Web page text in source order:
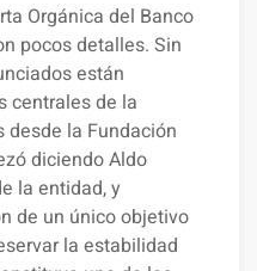
Orgánica del Banco
pocos detalles. Sin
están
centrales de la
desde la Fundación
diciendo Aldo
la entidad, y
de un único objetivo
la estabilidad